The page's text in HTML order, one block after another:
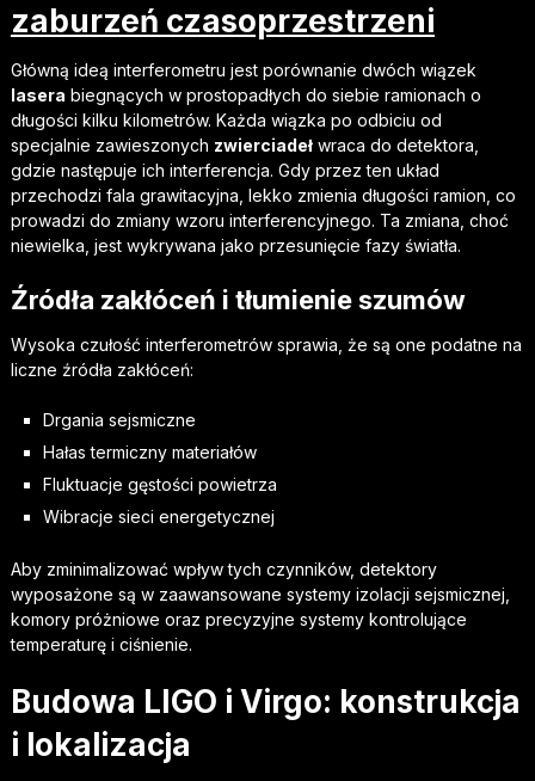
zaburzeń czasoprzestrzeni
Główną ideą interferometru jest porównanie dwóch wiązek
lasera biegnących w prostopadłych do siebie ramionach o
długości kilku kilometrów. Każda wiązka po odbiciu od
specjalnie zawieszonych zwierciadełwraca do detektora,
gdzie następuje ich interferencja. Gdy przez ten układ
przechodzi fala grawitacyjna, lekko zmienia długości ramion, co
prowadzi do zmiany wzoru interferencyjnego. Ta zmiana, choć
niewielka, jest wykrywana jako przesunięcie fazy światła.
Źródła zakłóceń i tłumienie szumów
Wysoka czułość interferometrów sprawia, że są one podatne na
liczne źródła zakłóceń:
Drgania sejsmiczne
Hałas termiczny materiałów
Fluktuacje gęstości powietrza
Wibracje sieci energetycznej
Aby zminimalizować wpływ tych czynników, detektory
wyposażone są w zaawansowane systemy izolacji sejsmicznej,
komory próżniowe oraz precyzyjne systemy kontrolujące
temperaturę i ciśnienie.
Budowa LIGO i Virgo: konstrukcja
i lokalizacja